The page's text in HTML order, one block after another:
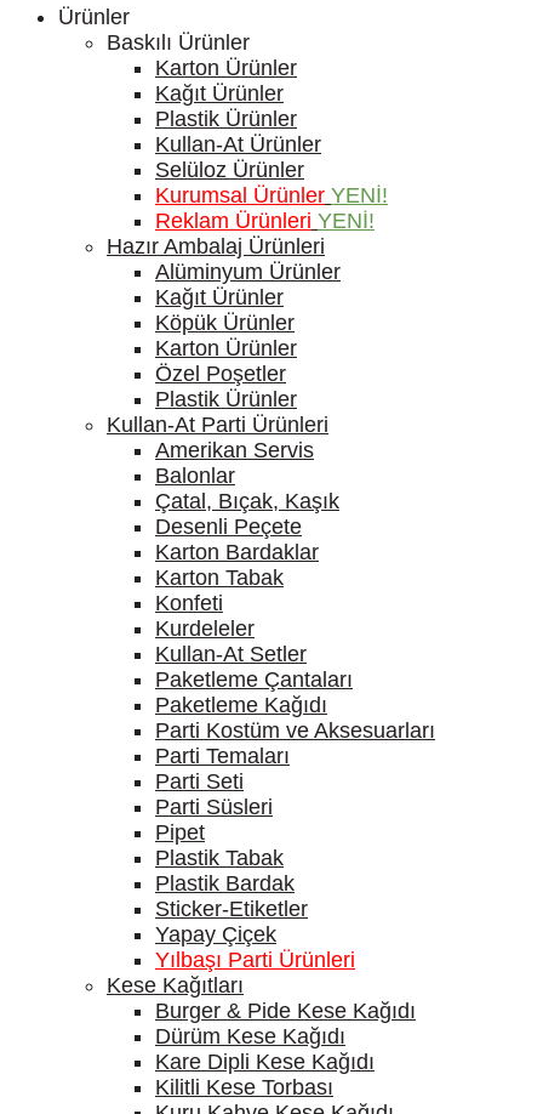
Ürünler
Baskılı Ürünler
Karton Ürünler
Kağıt Ürünler
Plastik Ürünler
Kullan-At Ürünler
Selüloz Ürünler
Kurumsal Ürünler YENİ!
Reklam Ürünleri YENİ!
Hazır Ambalaj Ürünleri
Alüminyum Ürünler
Kağıt Ürünler
Köpük Ürünler
Karton Ürünler
Özel Poşetler
Plastik Ürünler
Kullan-At Parti Ürünleri
Amerikan Servis
Balonlar
Çatal, Bıçak, Kaşık
Desenli Peçete
Karton Bardaklar
Karton Tabak
Konfeti
Kurdeleler
Kullan-At Setler
Paketleme Çantaları
Paketleme Kağıdı
Parti Kostüm ve Aksesuarları
Parti Temaları
Parti Seti
Parti Süsleri
Pipet
Plastik Tabak
Plastik Bardak
Sticker-Etiketler
Yapay Çiçek
Yılbaşı Parti Ürünleri
Kese Kağıtları
Burger & Pide Kese Kağıdı
Dürüm Kese Kağıdı
Kare Dipli Kese Kağıdı
Kilitli Kese Torbası